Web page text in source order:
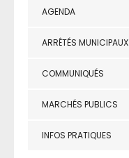
AGENDA
ARRÊTÉS MUNICIPAUX
COMMUNIQUÉS
MARCHÉS PUBLICS
INFOS PRATIQUES